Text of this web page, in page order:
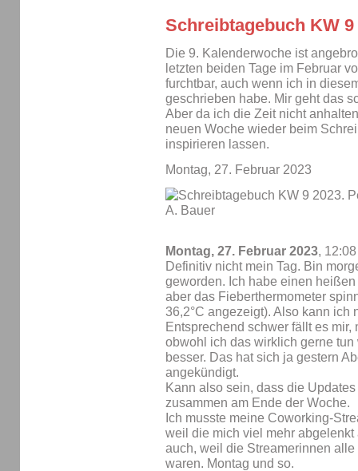
Schreibtagebuch KW 9
Die 9. Kalenderwoche ist
letzten beiden Tage im Februar
furchtbar, auch wenn ich in
geschrieben habe. Mir geht das
Aber da ich die Zeit nicht
neuen Woche wieder beim
inspirieren lassen.
Montag, 27. Februar 2023
Montag, 27. Februar 2023,
Definitiv nicht mein Tag. Bin
geworden. Ich habe einen
aber das Fieberthermometer
36,2°C angezeigt). Also kann ich
Entsprechend schwer fällt es
obwohl ich das wirklich gerne
besser. Das hat sich ja gestern
angekündigt.
Kann also sein, dass die
zusammen am Ende der Woche.
Ich musste meine Coworking-
weil die mich viel mehr
auch, weil die Streamerinnen
waren. Montag und so.